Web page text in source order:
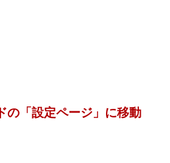
の「設定ページ」に移動